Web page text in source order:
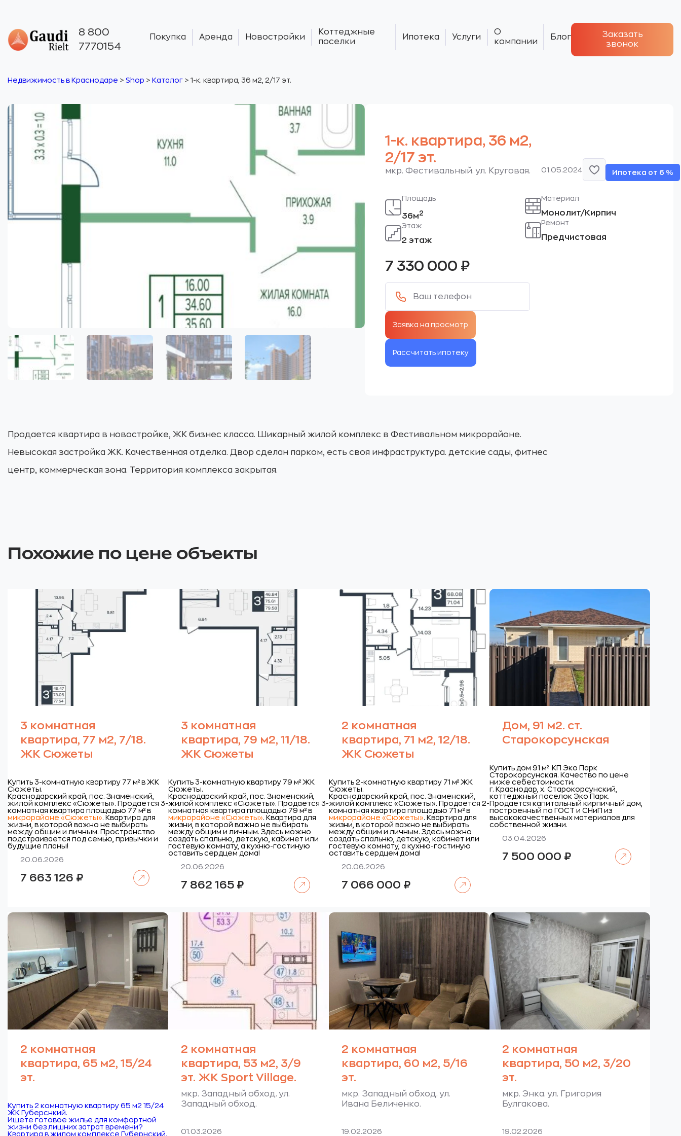
8 800
7770154
Покупка Аренда Новостройки
Коттеджные
поселки
Ипотека Услуги
О
компании
Блог
Заказать
звонок
Недвижимость в Краснодаре > Shop > Каталог > 1-к. квартира, 36 м2, 2/17 эт.
1-к. квартира, 36 м2,
2/17 эт.
мкр. Фестивальный. ул. Круговая. 01.05.2024 Ипотека от 6 %
Площадь
36м2
Этаж
2 этаж
Материал
Монолит/Кирпич
Ремонт
Предчистовая
7 330 000 ₽
Рассчитать ипотеку
Продается квартира в новостройке, ЖК бизнес класса. Шикарный жилой комплекс в Фестивальном микрорайоне.
Невысокая застройка ЖК. Качественная отделка. Двор сделан парком, есть своя инфраструктура. детские сады, фитнес
центр, коммерческая зона. Территория комплекса закрытая.
Похожие по цене объекты
3 комнатная
квартира, 77 м2, 7/18.
ЖК Сюжеты
Купить 3-комнатную квартиру 77 м² в ЖК
Сюжеты.
Краснодарский край, пос. Знаменский,
жилой комплекс «Сюжеты». Продается 3-
комнатная квартира площадью 77 м² в
микрорайоне «Сюжеты». Квартира для
жизни, в которой важно не выбирать
между общим и личным. Пространство
подстраивается под семью, привычки и
будущие планы!
20.06.2026
7 663 126 ₽
3 комнатная
квартира, 79 м2, 11/18.
ЖК Сюжеты
Купить 3-комнатную квартиру 79 м² ЖК
Сюжеты.
Краснодарский край, пос. Знаменский,
жилой комплекс «Сюжеты». Продается 3-
комнатная квартира площадью 79 м² в
микрорайоне «Сюжеты». Квартира для
жизни, в которой важно не выбирать
между общим и личным. Здесь можно
создать спальню, детскую, кабинет или
гостевую комнату, а кухню-гостиную
оставить сердцем дома!
20.06.2026
7 862 165 ₽
2 комнатная
квартира, 71 м2, 12/18.
ЖК Сюжеты
Купить 2-комнатную квартиру 71 м² ЖК
Сюжеты.
Краснодарский край, пос. Знаменский,
жилой комплекс «Сюжеты». Продается 2-
комнатная квартира площадью 71 м² в
микрорайоне «Сюжеты». Квартира для
жизни, в которой важно не выбирать
между общим и личным. Здесь можно
создать спальню, детскую, кабинет или
гостевую комнату, а кухню-гостиную
оставить сердцем дома!
20.06.2026
7 066 000 ₽
Дом, 91 м2. ст.
Старокорсунская
Купить дом 91 м² КП Эко Парк
Старокорсунская. Качество по цене
ниже себестоимости.
г. Краснодар, х. Старокорсунский,
коттеджный поселок Эко Парк.
Продается капитальный кирпичный дом,
построенный по ГОСТ и СНиП из
высококачественных материалов для
собственной жизни.
03.04.2026
7 500 000 ₽
2 комнатная
квартира, 65 м2, 15/24
эт.
Купить 2 комнатную квартиру 65 м2 15/24
ЖК Губерснкий.
Ищете готовое жилье для комфортной
жизни без лишних затрат времени?
Квартира в жилом комплексе Губернский.
2 комнатная
квартира, 53 м2, 3/9
эт. ЖК Sport Village.
мкр. Западный обход. ул.
Западный обход.
01.03.2026
2 комнатная
квартира, 60 м2, 5/16
эт.
мкр. Западный обход. ул.
Ивана Беличенко.
19.02.2026
2 комнатная
квартира, 50 м2, 3/20
эт.
мкр. Энка. ул. Григория
Булгакова.
19.02.2026